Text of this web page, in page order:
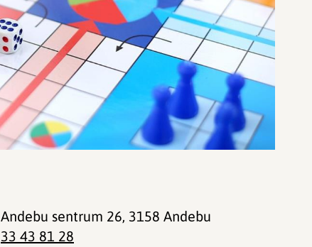
Andebu sentrum 26, 3158 Andebu
33 43 81 28